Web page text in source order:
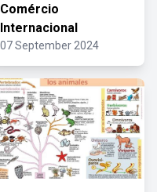
Comércio
Internacional
07 September 2024